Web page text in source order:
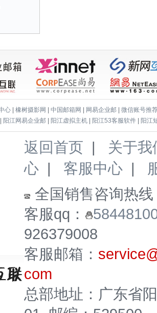
心 橡树摄影网 中国邮箱网 网易企业邮
微信账号推
阳江网易企业邮 阳江虚拟主机 阳江53客服软件 阳江
返回首页 | 关于我
心 | 客服中心 |
全国销售咨询热线
客服qq：
926379008
客服邮箱：
com
总部地址：广东省